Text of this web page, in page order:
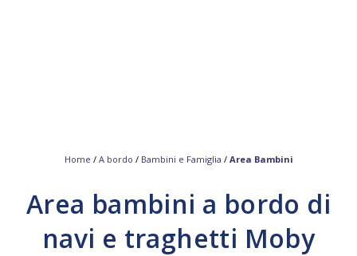
SERVIZI A BORDO
LA COMPAGNIA
ASSISTENZA
Home / A bordo / Bambini e Famiglia / Area Bambini
Area bambini a bordo di
navi e traghetti Moby